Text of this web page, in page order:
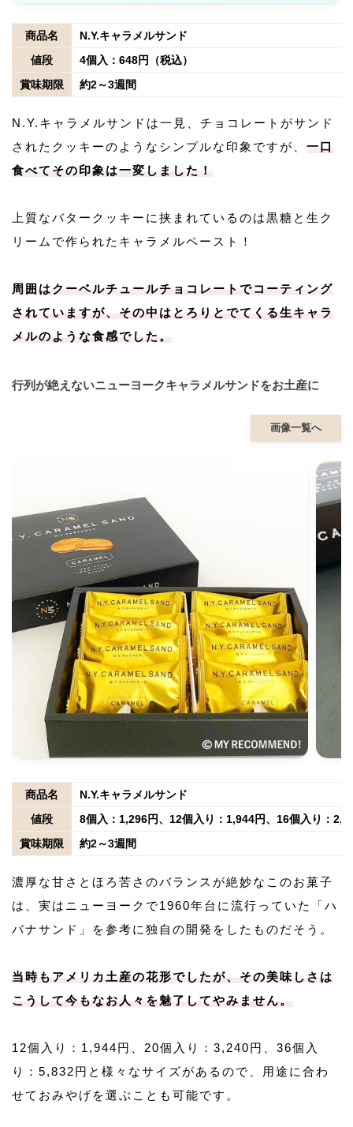
商品名
N.Y.キャラメルサンド
値段
4個入：648円（税込）
賞味期限
約2～3週間
N.Y.キャラメルサンドは一見、チョコレートがサンド
されたクッキーのようなシンプルな印象ですが、 一口
食べてその印象は一変しました！
上質なバタークッキーに挟まれているのは黒糖と生ク
リームで作られたキャラメルペースト！
周囲はクーベルチュールチョコレートでコーティング
されていますが、その中はとろりとでてくる生キャラ
メルのような食感でした。
行列が絶えないニューヨークキャラメルサンドをお土産に
画像一覧へ
商品名
N.Y.キャラメルサンド
値段
8個入：1,296円、12個入り：1,944円、16個入り：
賞味期限
約2～3週間
濃厚な甘さとほろ苦さのバランスが絶妙なこのお菓子
は、実はニューヨークで1960年台に流行っていた「ハ
バナサンド」を参考に独自の開発をしたものだそう。
当時もアメリカ土産の花形でしたが、その美味しさは
こうして今もなお人々を魅了してやみません。
12個入り：1,944円、20個入り：3,240円、36個入
り：5,832円と様々なサイズがあるので、用途に合わ
せておみやげを選ぶことも可能です。